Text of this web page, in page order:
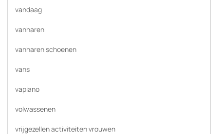
vandaag
vanharen
vanharen schoenen
vans
vapiano
volwassenen
vrijgezellen activiteiten vrouwen